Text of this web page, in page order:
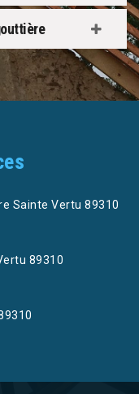
Sainte Vertu 89310
89310